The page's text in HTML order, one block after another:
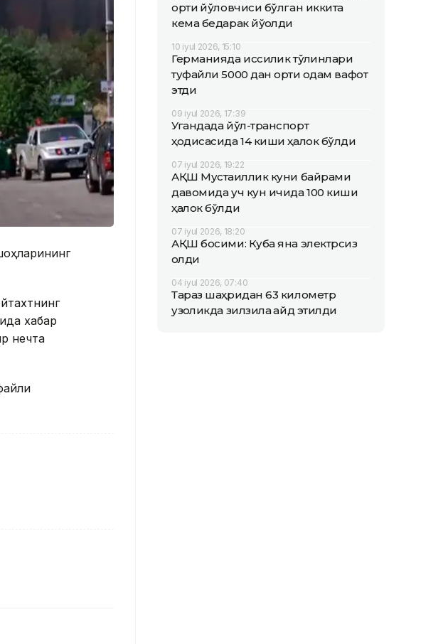
хабар
нечта
ортиқ йўловчиси бўлган иккита
кема бедарак йўқолди
10 iyul 2026, 15:10
Германияда иссиқлик тўлқинлари
туфайли 5000 дан ортиқ одам вафот
этди
09 iyul 2026, 17:39
Угандада йўл-транспорт
ҳодисасида 14 киши ҳалок бўлди
07 iyul 2026, 19:22
АҚШ Мустақиллик куни байрами
давомида уч кун ичида 100 киши
ҳалок бўлди
07 iyul 2026, 18:20
АҚШ босими: Куба яна электрсиз
қолди
04 iyul 2026, 07:40
Тараз шаҳридан 63 километр
узоқликда зилзила қайд этилди